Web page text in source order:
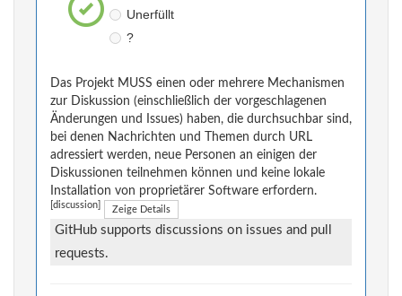
Unerfüllt
?
Das Projekt MUSS einen oder mehrere Mechanismen
zur Diskussion (einschließlich der vorgeschlagenen
Änderungen und Issues) haben, die durchsuchbar sind,
bei denen Nachrichten und Themen durch URL
adressiert werden, neue Personen an einigen der
Diskussionen teilnehmen können und keine lokale
Installation von proprietärer Software erfordern.
[discussion] Zeige Details
GitHub supports discussions on issues and pull
requests.